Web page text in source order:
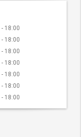
18:00
18:00
18:00
18:00
18:00
18:00
18:00